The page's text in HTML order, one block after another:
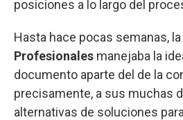
posiciones a lo largo del
Hasta hace pocas semanas, la
Profesionales manejaba la
documento aparte del de la
precisamente, a sus muchas
alternativas de soluciones